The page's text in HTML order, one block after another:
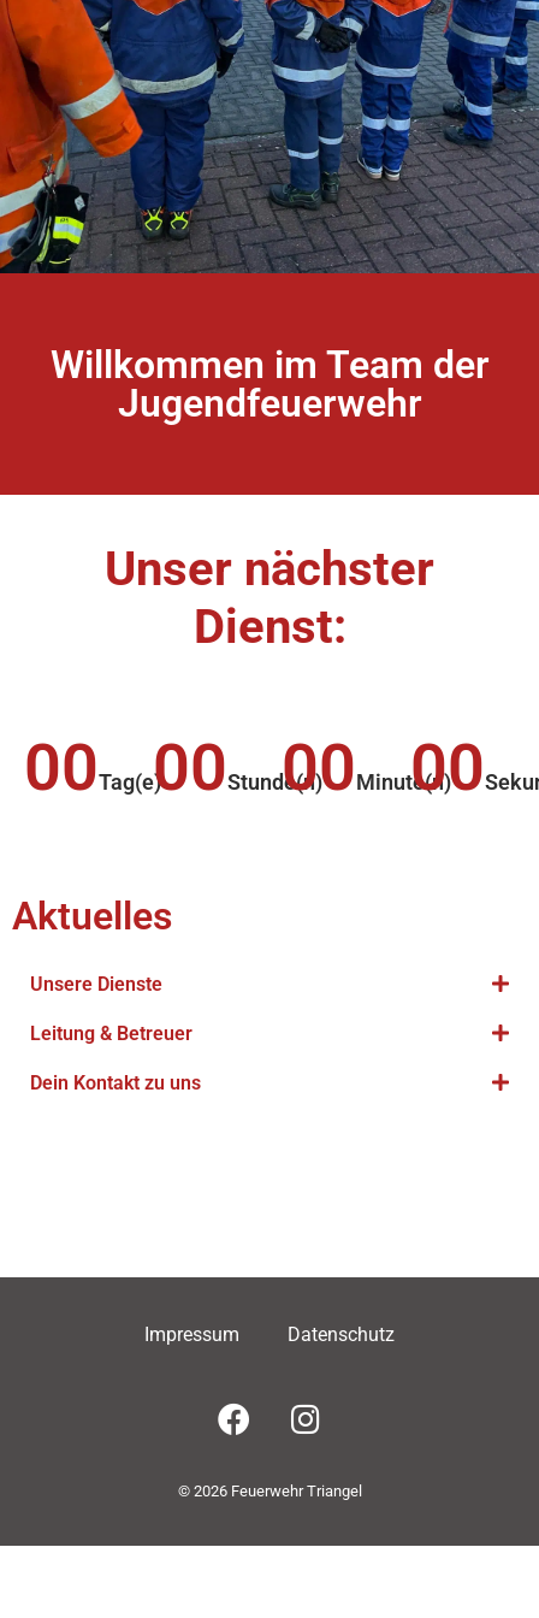
Willkommen im Team der
Jugendfeuerwehr
Unser nächster
Dienst:
00Tag(e)00Stunde(n)
00Minute(n)
00
Aktuelles
Unsere Dienste
Leitung & Betreuer
Dein Kontakt zu uns
Impressum Datenschutz
© 2026 Feuerwehr Triangel